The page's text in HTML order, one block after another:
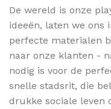
De wereld is onze
ideeën, laten we ons
perfecte materialen
naar onze klanten -
nodig is voor de
snelle stadsrit, die
drukke sociale leven